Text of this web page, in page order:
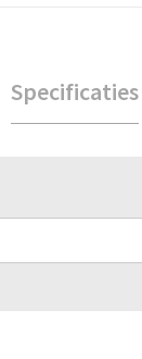
Specificaties